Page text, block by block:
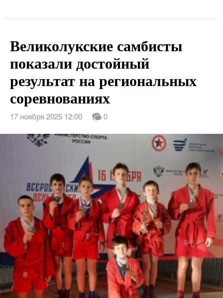
Великолукские самбисты
показали достойный
результат на региональных
соревнованиях
17 ноября 2025 12:00 0